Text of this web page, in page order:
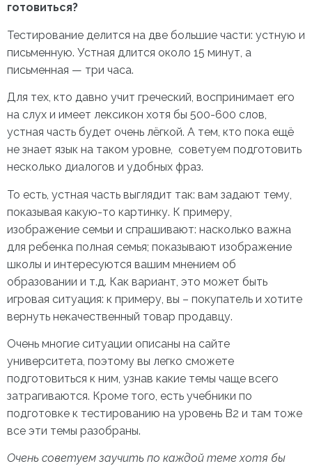
готовиться?
Тестирование делится на две большие части: устную и
письменную. Устная длится около 15 минут, а
письменная — три часа.
Для тех, кто давно учит греческий, воспринимает его
на слух и имеет лексикон хотя бы 500-600 слов,
устная часть будет очень лёгкой. А тем, кто пока ещё
не знает язык на таком уровне, советуем подготовить
несколько диалогов и удобных фраз.
То есть, устная часть выглядит так: вам задают тему,
показывая какую-то картинку. К примеру,
изображение семьи и спрашивают: насколько важна
для ребенка полная семья; показывают изображение
школы и интересуются вашим мнением об
образовании и т.д. Как вариант, это может быть
игровая ситуация: к примеру, вы – покупатель и хотите
вернуть некачественный товар продавцу.
Очень многие ситуации описаны на сайте
университета, поэтому вы легко сможете
подготовиться к ним, узнав какие темы чаще всего
затрагиваются. Кроме того, есть учебники по
подготовке к тестированию на уровень В2 и там тоже
все эти темы разобраны.
Очень советуем заучить по каждой теме хотя бы